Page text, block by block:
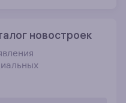
новостроек